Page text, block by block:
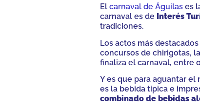
El carnaval de Águilas es
carnaval es de Interés
tradiciones.
Los actos más
concursos de chirigotas, la
finaliza el carnaval, entre
Y es que para aguantar
es la bebida típica e
combinado de bebidas